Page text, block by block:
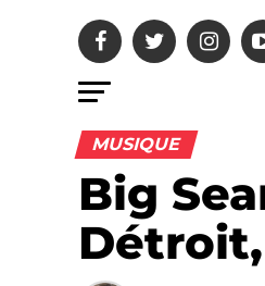
MUSIQUE
Big